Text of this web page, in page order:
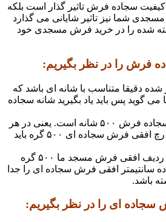
کیفیت سجاده فرش تاثیر گذار است بلکه
شما نیز تاثیر شایانی می گذارد
شده را در خرید فرش مسجدی خود
فرش را در نظر بگیریم:
دقیقا متناسب با شانه ای باشد که
گوید پس باید یاد بگیرید شانه سجاده
مثلا به شما می گویند که سجاده فرش ۵۰۰ شانه است. یعنی در هر
متر افقی یا بعبارتی در هر رچ افقی فرش سجاده ای ۵۰۰ گره باید
پس در هر صد سانتیمتر از ردیف افقی فرش مسجد ما ۵۰۰ گره
سانتیمتر افقی فرش سجاده ای را جدا
سجاده ای را در نظر بگیریم: